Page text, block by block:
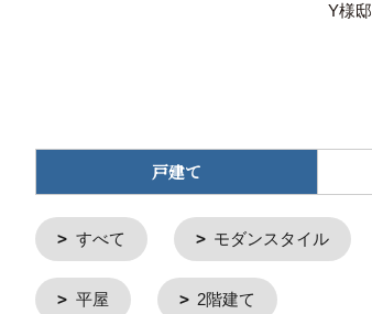
Y様邸
戸建て
すべて モダンスタイル
平屋 2階建て